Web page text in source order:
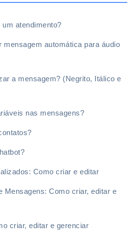
atendimento?
mensagem automática para áudio
a mensagem? (Negrito, Itálico e
nas mensagens?
Como criar e editar
Mensagens: Como criar, editar e
criar, editar e gerenciar